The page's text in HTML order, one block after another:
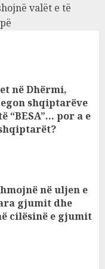
valët e të
në Dhërmi,
shqiptarëve
“BESA”… por a e
në uljen e
gjumit dhe
cilësinë e gjumit